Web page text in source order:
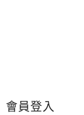
會員登入